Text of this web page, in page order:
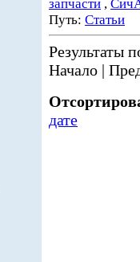
запчасти ,
Путь: Статьи
Результаты
Начало |
дате